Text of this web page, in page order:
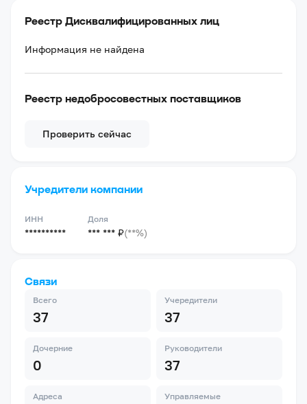
Реестр Дисквалифицированных лиц
Информация не найдена
Реестр недобросовестных поставщиков
Проверить сейчас
Учредители компании
ИНН
**********
Доля
*** *** ₽(**%)
Связи
Всего
37
Учередители
37
Дочерние
0
Руководители
37
Адреса Управляемые